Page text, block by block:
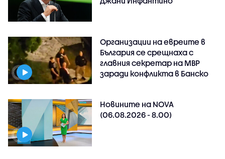
Организации на евреите в
България се срещнаха с
главния секретар на МВР
заради конфликта в Банско
Новините на NOVA
(06.08.2026 - 8.00)